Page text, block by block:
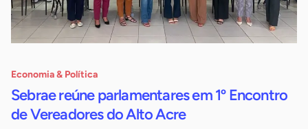
Economia & Política
Sebrae reúne parlamentares em 1º Encontro
de Vereadores do Alto Acre